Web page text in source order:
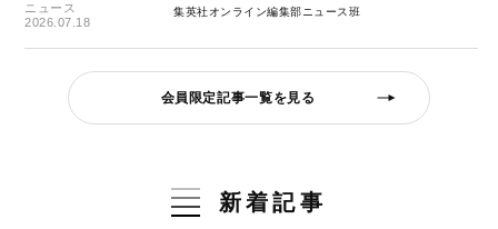
ニュース
2026.07.18
集英社オンライン編集部ニュース班
会員限定記事一覧を見る
新着記事